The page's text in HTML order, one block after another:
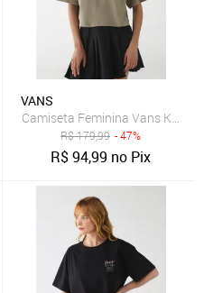
VANS
Camiseta Feminina Vans Knit
R$179,99 - 47%
R$94,99 no Pix